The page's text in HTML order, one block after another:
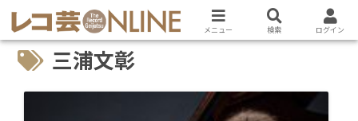
三浦文彰
メニュー 検索 ログイン